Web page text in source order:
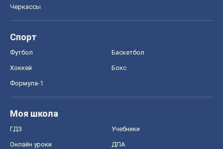
Черкассы
Спорт
Футбол Баскетбол
Хоккей Бокс
Формула-1
Моя школа
ГДЗ Учебники
Онлайн уроки ДПА